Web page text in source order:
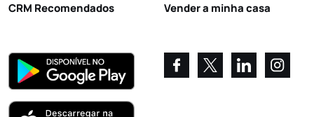
CRM Recomendados
Vender a minha casa